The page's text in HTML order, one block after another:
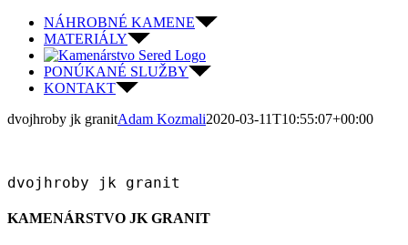
Skip
content
NÁHROBNÉ KAMENE
MATERIÁLY
PONÚKANÉ SLUŽBY
KONTAKT
dvojhroby jk granitAdam Kozmali2020-03-11T10:55:07+00:00
dvojhroby jk granit
KAMENÁRSTVO JK GRANIT